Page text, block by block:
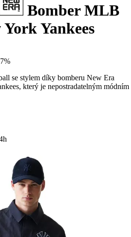
Bomber MLB
York Yankees
se stylem díky bomberu New Era
který je nepostradatelným módním